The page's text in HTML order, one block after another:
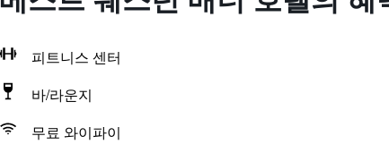
피트니스 센터
바/라운지
무료 와이파이